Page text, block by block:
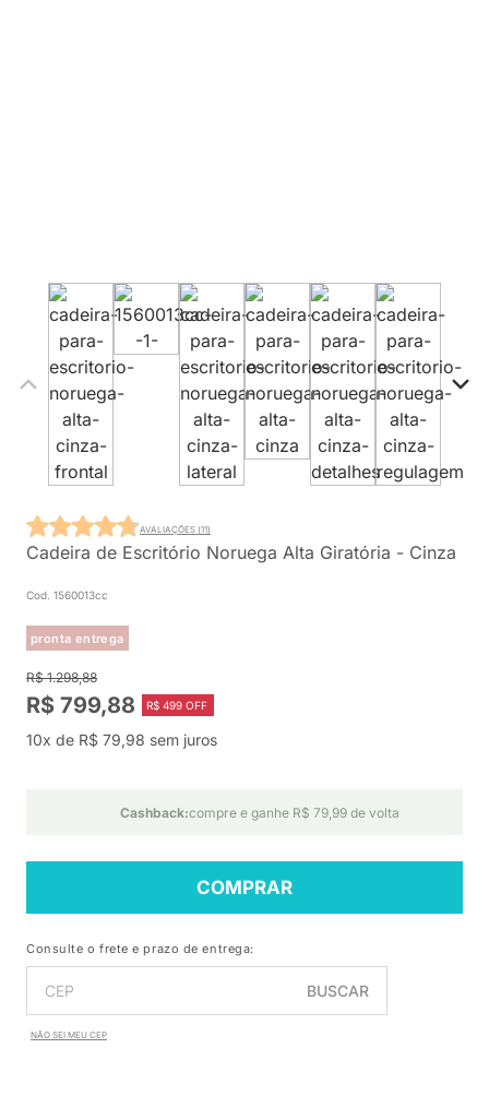
Cadeira de Escritório Noruega Alta Giratória - Cinza
Cod. 1560013cc
pronta entrega
AVALIAÇÕES (11)
R$ 1.298,88
R$ 799,88 R$ 499 OFF
10x de R$ 79,98 sem juros
Cashback:compre e ganhe R$ 79,99 de volta
COMPRAR
Consulte o frete e prazo de entrega:
BUSCAR
NÃO SEI MEU CEP